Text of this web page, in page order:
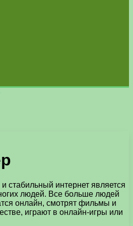
стабильный интернет является
людей. Все больше людей
онлайн, смотрят фильмы и
играют в онлайн-игры или